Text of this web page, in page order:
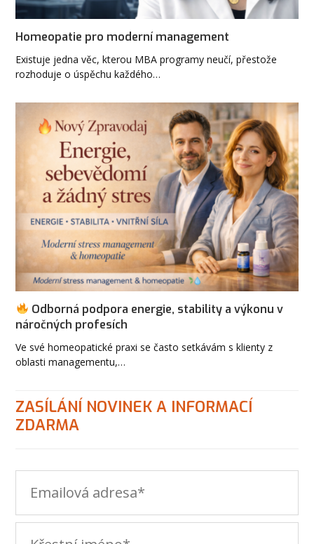
Homeopatie pro moderní management
Existuje jedna věc, kterou MBA programy neučí, přestože
rozhoduje o úspěchu každého…
Odborná podpora energie, stability a výkonu v
náročných profesích
Ve své homeopatické praxi se často setkávám s klienty z
oblasti managementu,…
ZASÍLÁNÍ NOVINEK A INFORMACÍ
ZDARMA